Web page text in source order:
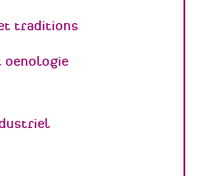
(médiation
et de l'ingénierie
traditions
oenologie